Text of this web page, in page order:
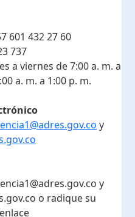
601 432 27 60
737
a viernes de 7:00 a. m. a
a. m. a 1:00 p. m.
y
y
o radique su